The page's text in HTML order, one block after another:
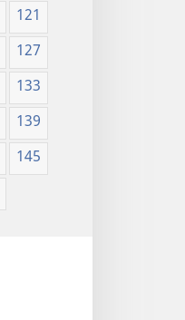
121
127
133
139
145